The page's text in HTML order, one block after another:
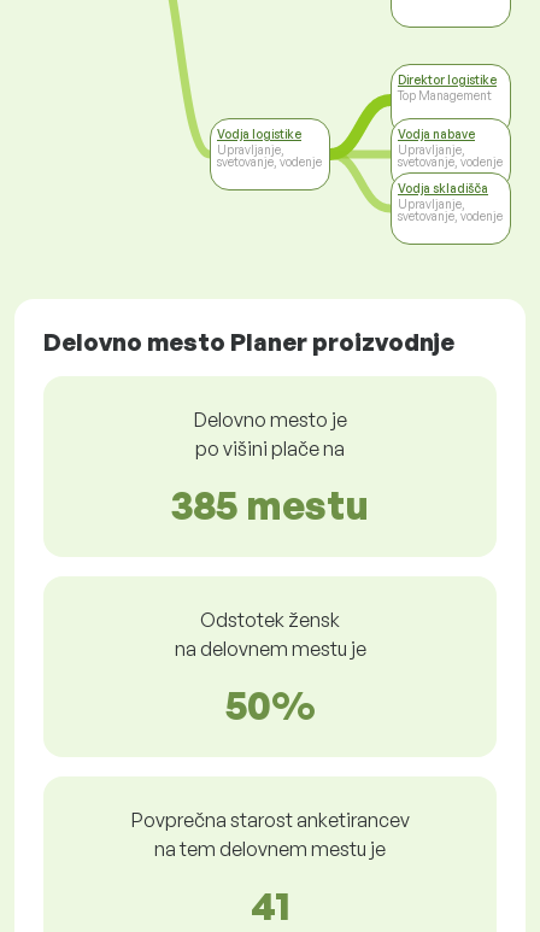
Vodja logistike
Upravljanje,
svetovanje, vodenje
Direktor logistike
Top Management
Vodja nabave
Upravljanje,
svetovanje, vodenje
Vodja skladišča
Upravljanje,
svetovanje, vodenje
Delovno mesto Planer proizvodnje
Delovno mesto je
po višini plače na
385 mestu
Odstotek žensk
na delovnem mestu je
50%
Povprečna starost anketirancev
na tem delovnem mestu je
41